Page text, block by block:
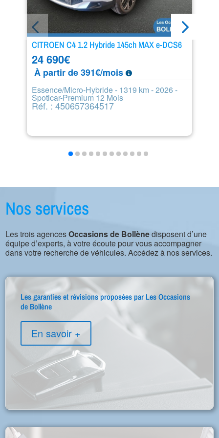
CITROEN C4 1.2 Hybride 145ch MAX e-DCS6
24 690€
À partir de 391€/mois
Essence/Micro-Hybride - 1319 km - 2026 -
Spoticar-Premium 12 Mois
Réf. : 450657364517
Nos services
Les trois agencesOccasions de Bollènedisposent d’une
équipe d’experts, à votre écoute pour vous accompagner
dans votre recherche de véhicules. Accédez à nos services.
Les garanties et révisions proposées par Les Occasions
de Bollène
En savoir +